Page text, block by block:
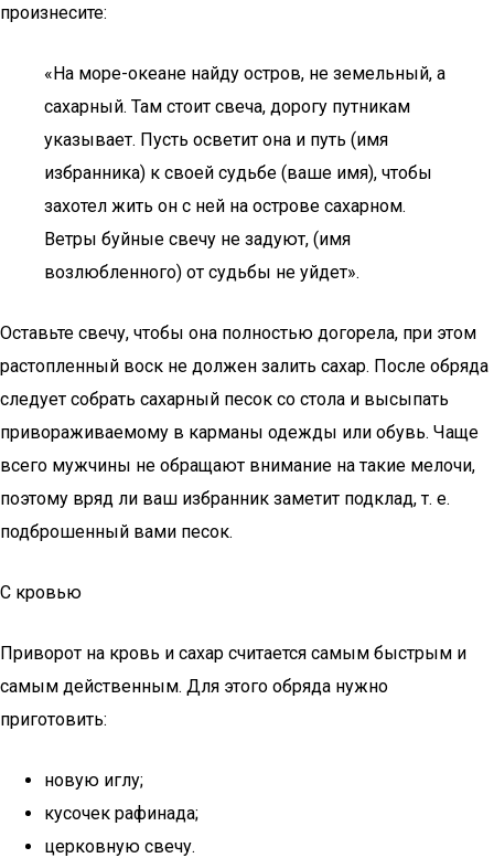
произнесите:
«На море-океане найду остров, не земельный, а
сахарный. Там стоит свеча, дорогу путникам
указывает. Пусть осветит она и путь (имя
избранника) к своей судьбе (ваше имя), чтобы
захотел жить он с ней на острове сахарном.
Ветры буйные свечу не задуют, (имя
возлюбленного) от судьбы не уйдет».
Оставьте свечу, чтобы она полностью догорела, при этом
растопленный воск не должен залить сахар. После обряда
следует собрать сахарный песок со стола и высыпать
привораживаемому в карманы одежды или обувь. Чаще
всего мужчины не обращают внимание на такие мелочи,
поэтому вряд ли ваш избранник заметит подклад, т. е.
подброшенный вами песок.
С кровью
Приворот на кровь и сахар считается самым быстрым и
самым действенным. Для этого обряда нужно
приготовить:
новую иглу;
кусочек рафинада;
церковную свечу.